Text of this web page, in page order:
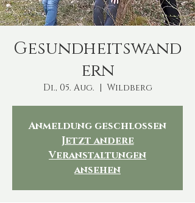
Gesundheitswand
ern
Di., 05. Aug.
  |
Wildberg
Anmeldung geschlossen
Jetzt andere
Veranstaltungen
ansehen